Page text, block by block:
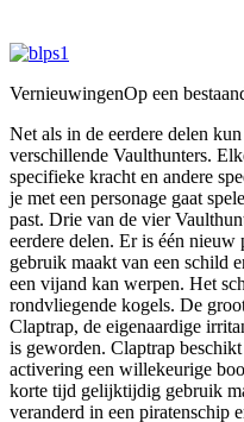
VernieuwingenOp een
Net als in de eerdere delen
verschillende Vaulthunters.
specifieke kracht en andere
je met een personage gaat
past. Drie van de vier
eerdere delen. Er is één nieuw
gebruik maakt van een schild
een vijand kan werpen. Het
rondvliegende kogels. De
Claptrap, de eigenaardige
is geworden. Claptrap
activering een willekeurige
korte tijd gelijktijdig gebruik
veranderd in een piratenschip